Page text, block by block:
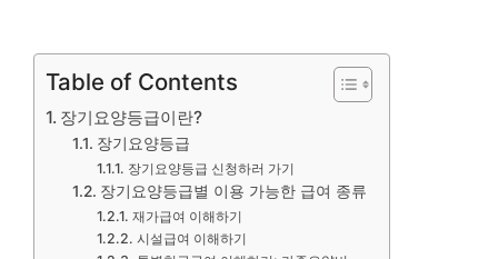
Table of Contents
장기요양등급이란?
장기요양등급
장기요양등급 신청하러 가기
장기요양등급별 이용 가능한 급여 종류
재가급여 이해하기
시설급여 이해하기